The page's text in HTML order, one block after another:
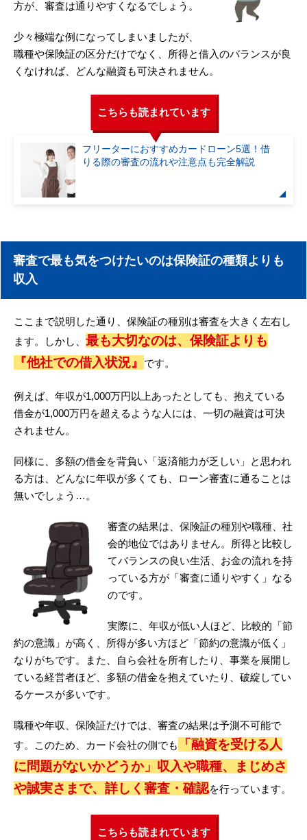
方が、審査は通りやすくなるでしょう。
少々極端な例になってしまいましたが、
職種や保険証の区分だけでなく、所得と借入のバランスが良
くなければ、どんな融資も可決されません。
こちらも読まれています
フリーターにおすすめカードローン5選！借
りる際の審査の流れや注意点も完全解説
審査で最も気をつけたいのは保険証の種類よりも
収入
ここまで説明した通り、保険証の種別は審査を大きく左右し
ます。しかし、 最も大切なのは、保険証よりも
『他社での借入状況』
です。
例えば、年収が1,000万円以上あったとしても、抱えている
借金が1,000万円を超えるような人には、一切の融資は可決
されません。
同様に、多額の借金を背負い「返済能力が乏しい」と思われ
る方は、どんなに年収が多くても、ローン審査に通ることは
無いでしょう…。
審査の結果は、保険証の種別や職種、社
会的地位ではありません。所得と比較し
てバランスの良い生活、お金の流れを持
っている方が「審査に通りやすく」なる
のです。
実際に、年収が低い人ほど、比較的「節
約の意識」が高く、所得が多い方ほど「節約の意識が低く」
なりがちです。また、自ら会社を所有したり、事業を展開し
ている経営者ほど、多額の借金を抱えていたり、破綻してい
るケースが多いです。
職種や年収、保険証だけでは、審査の結果は予測不可能で
す。このため、カード会社の側でも
「融資を受ける人
に問題がないかどうか」収入や職種、まじめさ
や誠実さまで、詳しく審査・確認を行っています。
こちらも読まれています